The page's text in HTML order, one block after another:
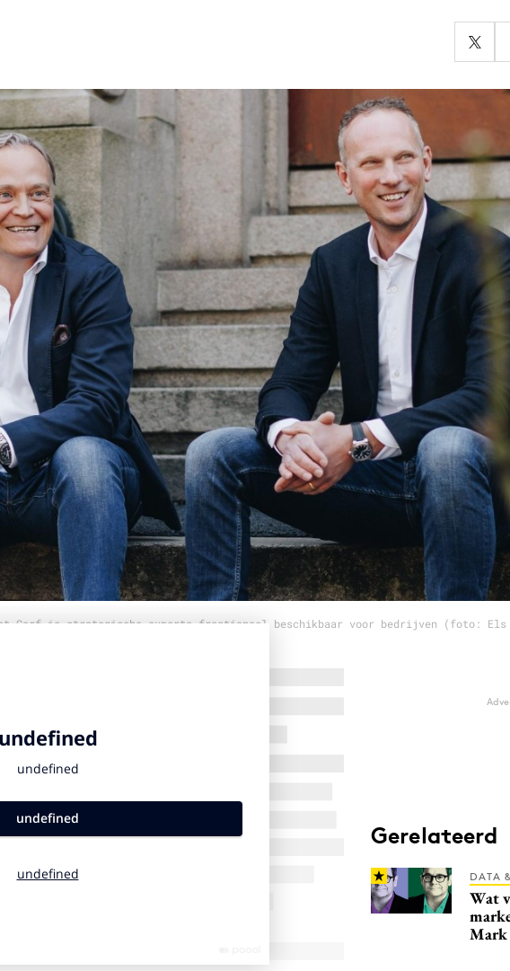
Carf.io strategische experts fractioneel beschikbaar voor bedrijven (foto: Els
Gerelateerd
DATA
Wat
Mark